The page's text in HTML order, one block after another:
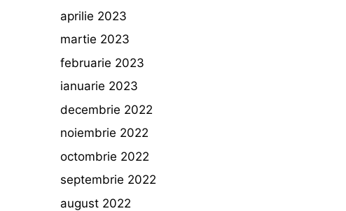
aprilie 2023
martie 2023
februarie 2023
ianuarie 2023
decembrie 2022
noiembrie 2022
octombrie 2022
septembrie 2022
august 2022